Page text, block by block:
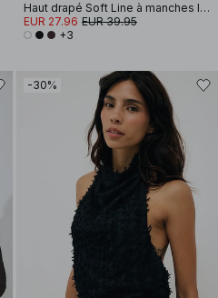
Haut drapé Soft Line à manches longues
EUR 27.96 EUR 39.95
+3
-30%